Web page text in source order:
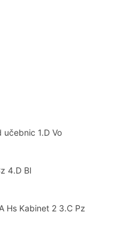
učebnic 1.D Vo
4.D Bl
Hs Kabinet 2 3.C Pz